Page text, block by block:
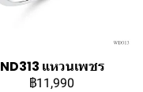
ND313 แหวนเพชร
฿11,990